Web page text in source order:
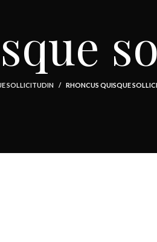
SOLLICITUDIN RHONCUS QUISQUE